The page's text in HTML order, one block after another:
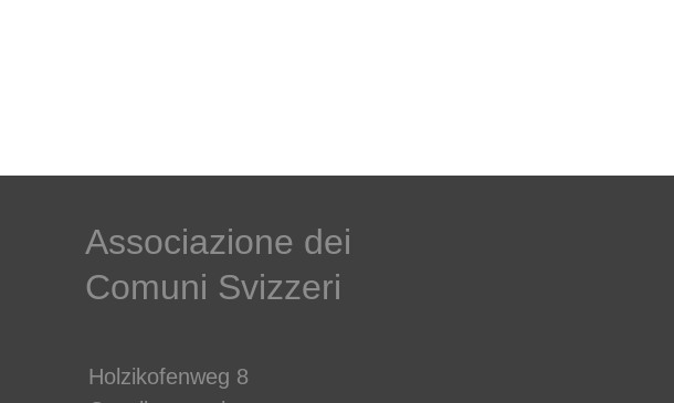
Associazione dei
Comuni Svizzeri
Holzikofenweg 8